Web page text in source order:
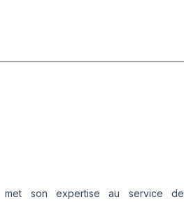
met son expertise au service de